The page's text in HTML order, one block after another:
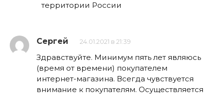
территории России
Сергей 24.01.2021 в 21:39
Здравствуйте. Минимум пять лет являюсь
(время от времени) покупателем
интернет-магазина. Всегда чувствуется
внимание к покупателям. Осуществляется